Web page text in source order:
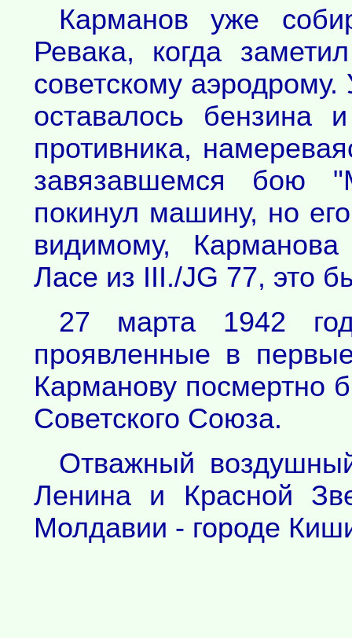
Карманов уже
Ревака, когда
советскому аэродрому.
оставалось бензина
противника,
завязавшемся бою
покинул машину, но
видимому,
Ласе из III./JG 77, это
27 марта 1942
проявленные в
Карманову посмертно
Советского Союза.
Отважный
Ленина и Красной
Молдавии - городе